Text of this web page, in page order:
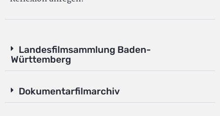
Landesfilmsammlung Baden-
Württemberg
Dokumentarfilmarchiv